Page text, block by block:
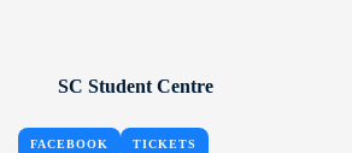
SC Student Centre
FACEBOOK TICKETS